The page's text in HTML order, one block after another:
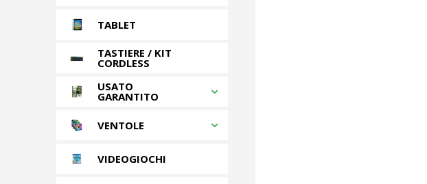
TABLET
TASTIERE / KIT
CORDLESS
USATO
GARANTITO
VENTOLE
VIDEOGIOCHI